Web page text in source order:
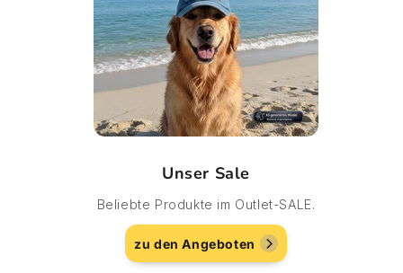
Unser Sale
Beliebte Produkte im Outlet-SALE.
zu den Angeboten